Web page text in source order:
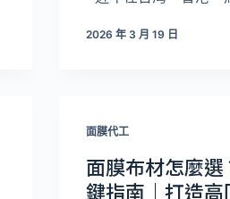
2026 年 3 月 19 日
面膜代工
面膜布材怎麼
鍵指南｜打造